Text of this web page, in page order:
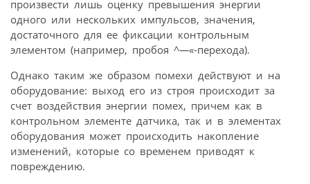
произвести лишь оценку превышения энергии
одного или нескольких импульсов, значения,
достаточного для ее фиксации контрольным
элементом (например, пробоя ^—«-перехода).
Однако таким же образом помехи действуют и на
оборудование: выход его из строя происходит за
счет воздействия энергии помех, причем как в
контрольном элементе датчика, так и в элементах
оборудования может происходить накопление
изменений, которые со временем приводят к
повреждению.